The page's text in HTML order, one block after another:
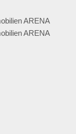
ARENA
ARENA